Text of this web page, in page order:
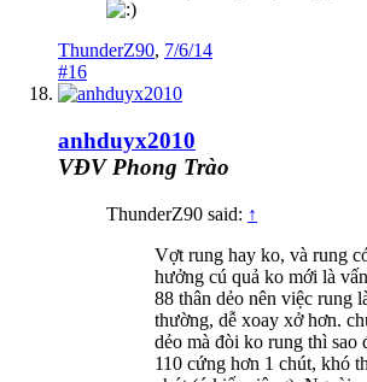
ThunderZ90, 7/6/14
#16
anhduyx2010
VĐV Phong Trào
ThunderZ90 said: ↑
Vợt rung hay ko, và rung
hưởng cú quả ko mới là
88 thân dẻo nên việc rung
thường, dễ xoay xở hơn.
dẻo mà đòi ko rung thì sao
110 cứng hơn 1 chút, khó